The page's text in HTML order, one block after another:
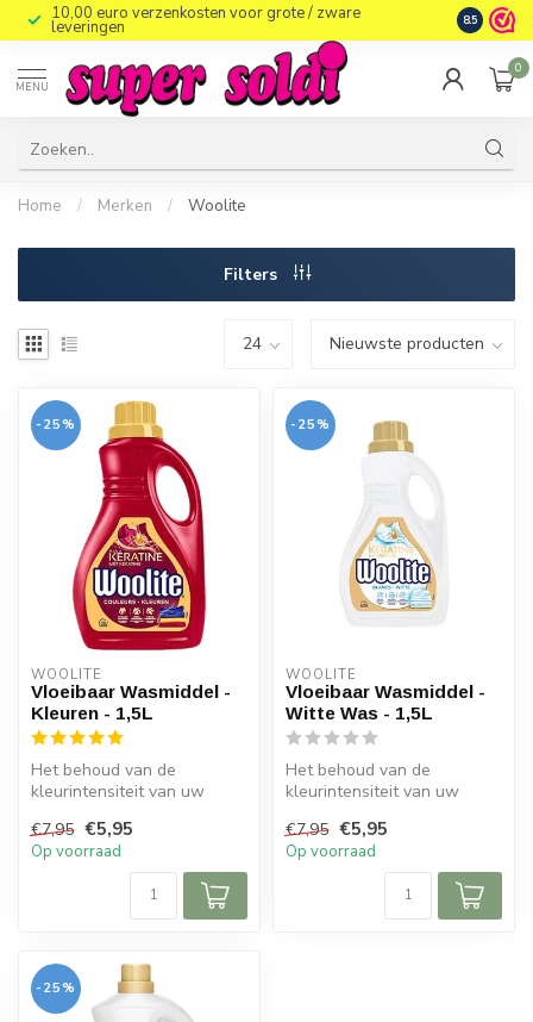
10,00 euro verzenkosten voor grote / zware
leveringen 8.5
MENU
0
Home / Merken / Woolite
Filters
-25%
WOOLITE
Vloeibaar Wasmiddel -
Kleuren - 1,5L
Het behoud van de
kleurintensiteit van uw
nooit zo makkel...
€7,95 €5,95
Op voorraad
-25%
WOOLITE
Vloeibaar Wasmiddel -
Witte Was - 1,5L
Het behoud van de
kleurintensiteit van uw
nooit zo makkel...
€7,95 €5,95
Op voorraad
-25%